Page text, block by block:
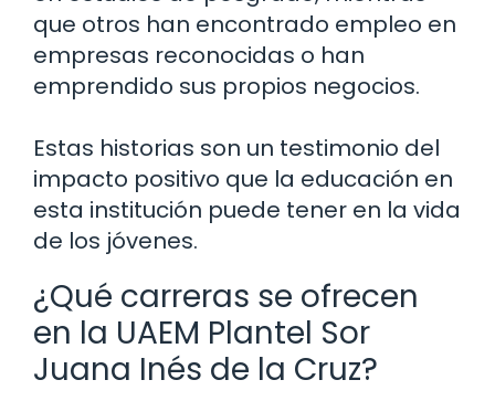
que otros han encontrado empleo en
empresas reconocidas o han
emprendido sus propios negocios.
Estas historias son un testimonio del
impacto positivo que la educación en
esta institución puede tener en la vida
de los jóvenes.
¿Qué carreras se ofrecen
en la UAEM Plantel Sor
Juana Inés de la Cruz?